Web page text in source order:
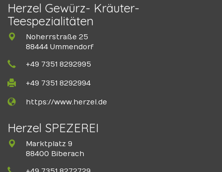
Herzel Gewürz- Kräuter-
Teespezialitäten
Noherrstraße 25
88444 Ummendorf
+49 7351 8292995
+49 7351 8292994
https://www.herzel.de
Herzel SPEZEREI
Marktplatz 9
88400 Biberach